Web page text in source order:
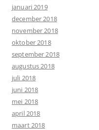
januari 2019
december 2018
november 2018
oktober 2018
september 2018
augustus 2018
juli 2018
juni 2018
mei 2018
april 2018
maart 2018